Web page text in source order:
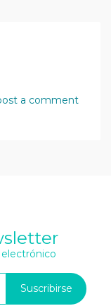
a comment
Suscribirse